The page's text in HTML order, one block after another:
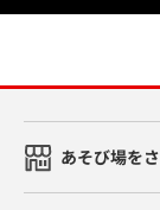
あそび場を